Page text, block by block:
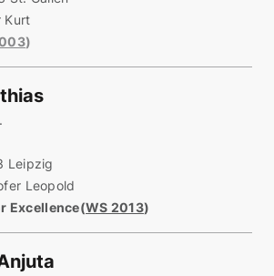
Kurt
)
Leipzig
Leopold
Excellence(WS 2013)